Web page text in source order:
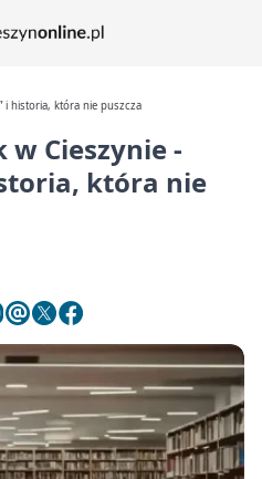
i historia, która nie puszcza
Cieszynie -
która nie